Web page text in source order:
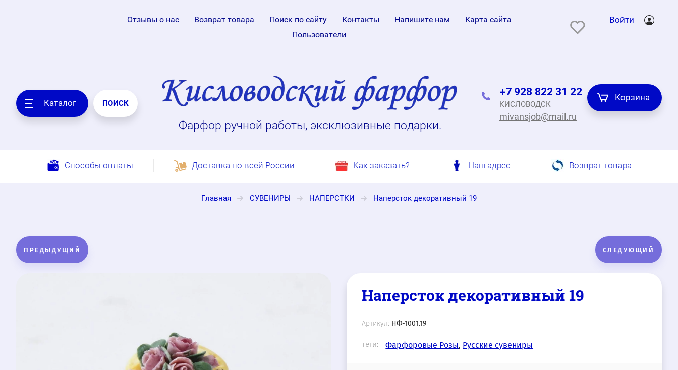
Отзывы о нас Возврат товара Поиск по сайту Контакты Напишите нам
Карта сайта
Пользователи
Войти
Каталог ПОИСК
Фарфор ручной работы, эксклюзивные подарки.
+7 928 822 31 22
КИСЛОВОДСК
mivansjob@mail.ru
Корзина
Способы оплаты Доставка по всей России Как заказать? Наш адрес Возврат товара
Главная СУВЕНИРЫ НАПЕРСТКИ Наперсток декоративный 19
ПРЕДЫДУЩИЙ СЛЕДУЮЩИЙ
Наперсток декоративный 19
Артикул: НФ-1001.19
теги: Фарфоровые Розы, Русские сувениры